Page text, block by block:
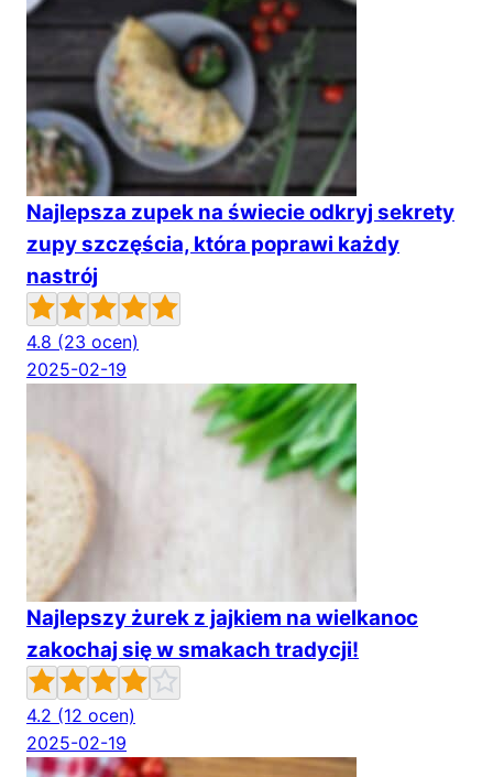
Najlepsza zupek na świecie odkryj sekrety
zupy szczęścia, która poprawi każdy
nastrój
4.8 (23 ocen)
2025-02-19
Najlepszy żurek z jajkiem na wielkanoc
zakochaj się w smakach tradycji!
4.2 (12 ocen)
2025-02-19